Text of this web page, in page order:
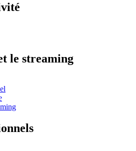
le streaming